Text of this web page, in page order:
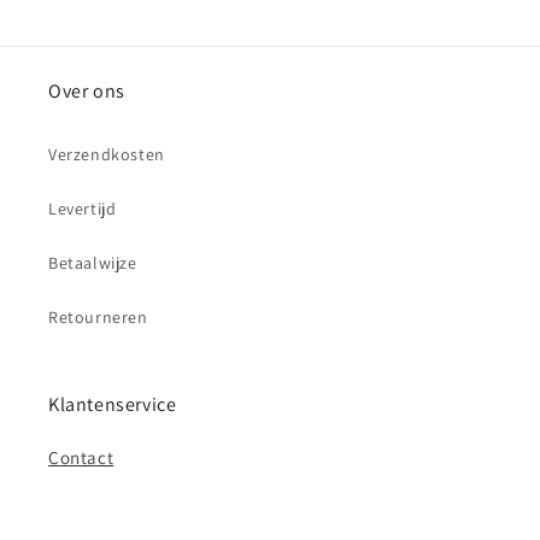
Over ons
Verzendkosten
Levertijd
Betaalwijze
Retourneren
Klantenservice
Contact